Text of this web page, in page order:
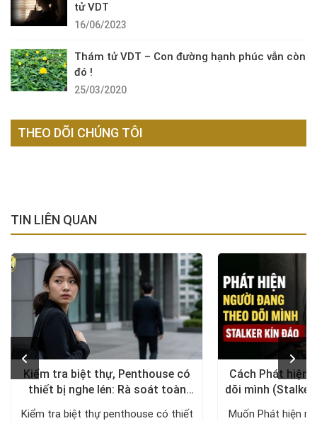
tử VDT
16/06/2023
Thám tử VDT – Con đường hạnh phúc vẫn còn
đó !
25/03/2020
THEO DÕI CHÚNG TÔI
TIN LIÊN QUAN
Kiểm tra biệt thự, Penthouse có
thiết bị nghe lén: Rà soát toàn
diện, trả lại không gian riêng tư
Kiểm tra biệt thự penthouse có thiết
Cách Phát hiện
dõi mình
Muốn Phát hiện